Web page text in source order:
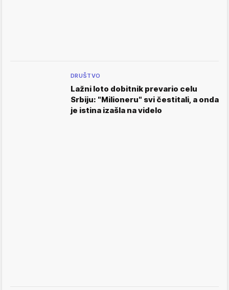
DRUŠTVO
Lažni loto dobitnik prevario celu
Srbiju: "Milioneru" svi čestitali, a onda
je istina izašla na videlo